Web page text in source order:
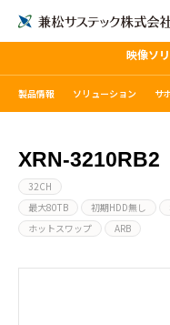
映像ソ
製品情報 ソリューション サ
XRN-3210RB2
32CH
最大80TB
初期HDD無し
ホットスワップ
ARB